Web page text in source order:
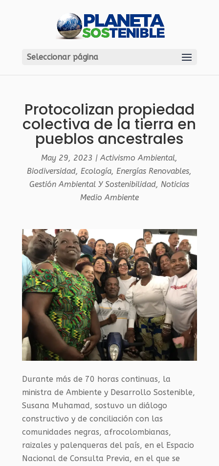
Seleccionar página
Protocolizan propiedad
colectiva de la tierra en
pueblos ancestrales
May 29, 2023 |Activismo Ambiental,
Biodiversidad,Ecología,Energías Renovables,
Gestión Ambiental Y Sostenibilidad,Noticias
Medio Ambiente
Durante más de 70 horas continuas, la
ministra de Ambiente y Desarrollo Sostenible,
Susana Muhamad, sostuvo un diálogo
constructivo y de conciliación con las
comunidades negras, afrocolombianas,
raizales y palenqueras del país, en el Espacio
Nacional de Consulta Previa, en el que se